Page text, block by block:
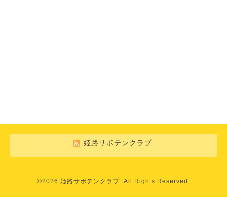
姫路サボテンクラブ
©2026 姫路サボテンクラブ . All Rights Reserved.